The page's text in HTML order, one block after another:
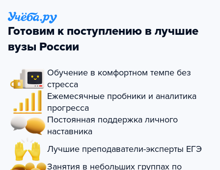
Готовим к поступлению в лучшие
вузы России
Обучение в комфортном темпе без
стресса
Ежемесячные пробники и аналитика
прогресса
Постоянная поддержка личного
наставника
Лучшие преподаватели-эксперты ЕГЭ
Занятия в небольших группах по